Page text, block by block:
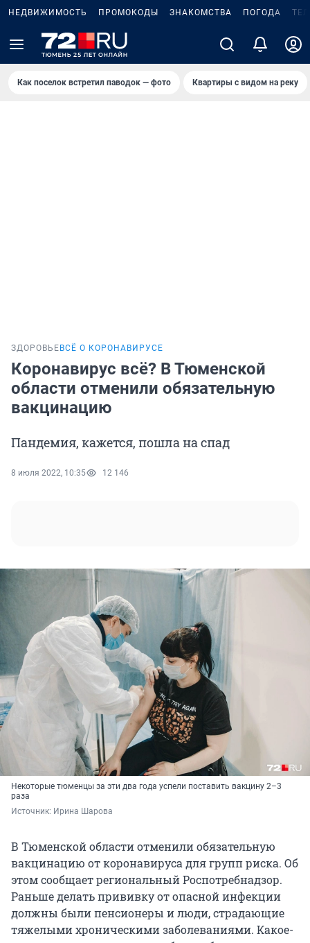
НЕДВИЖИМОСТЬ ПРОМОКОДЫ ЗНАКОМСТВА ПОГОДА
Как поселок встретил паводок — фото Квартиры с видом на реку
ЗДОРОВЬЕ ВСЁ О КОРОНАВИРУСЕ
Коронавирус всё? В Тюменской
области отменили обязательную
вакцинацию
Пандемия, кажется, пошла на спад
8 июля 2022, 10:35 12 146
Некоторые тюменцы за эти два года успели поставить вакцину 2–3
раза
Источник: Ирина Шарова
В Тюменской области отменили обязательную
вакцинацию от коронавируса для групп риска. Об
этом сообщает региональный Роспотребнадзор.
Раньше делать прививку от опасной инфекции
должны были пенсионеры и люди, страдающие
тяжелыми хроническими заболеваниями. Какое-